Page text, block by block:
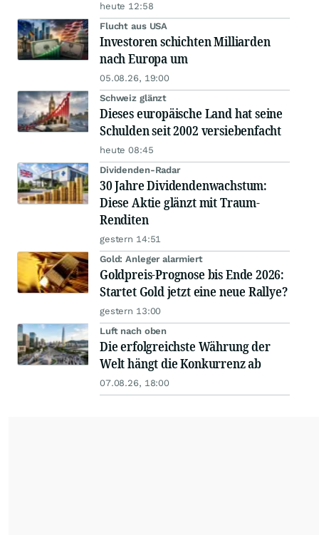
heute 12:58
Flucht aus USA
Investoren schichten Milliarden
nach Europa um
05.08.26, 19:00
Schweiz glänzt
Dieses europäische Land hat seine
Schulden seit 2002 versiebenfacht
heute 08:45
Dividenden-Radar
30 Jahre Dividendenwachstum:
Diese Aktie glänzt mit Traum-
Renditen
gestern 14:51
Gold: Anleger alarmiert
Goldpreis-Prognose bis Ende 2026:
Startet Gold jetzt eine neue Rallye?
gestern 13:00
Luft nach oben
Die erfolgreichste Währung der
Welt hängt die Konkurrenz ab
07.08.26, 18:00